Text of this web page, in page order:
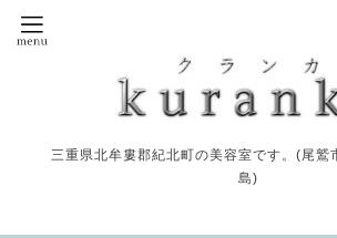
三重県北牟婁郡紀北町の美容室です。(尾鷲
島)